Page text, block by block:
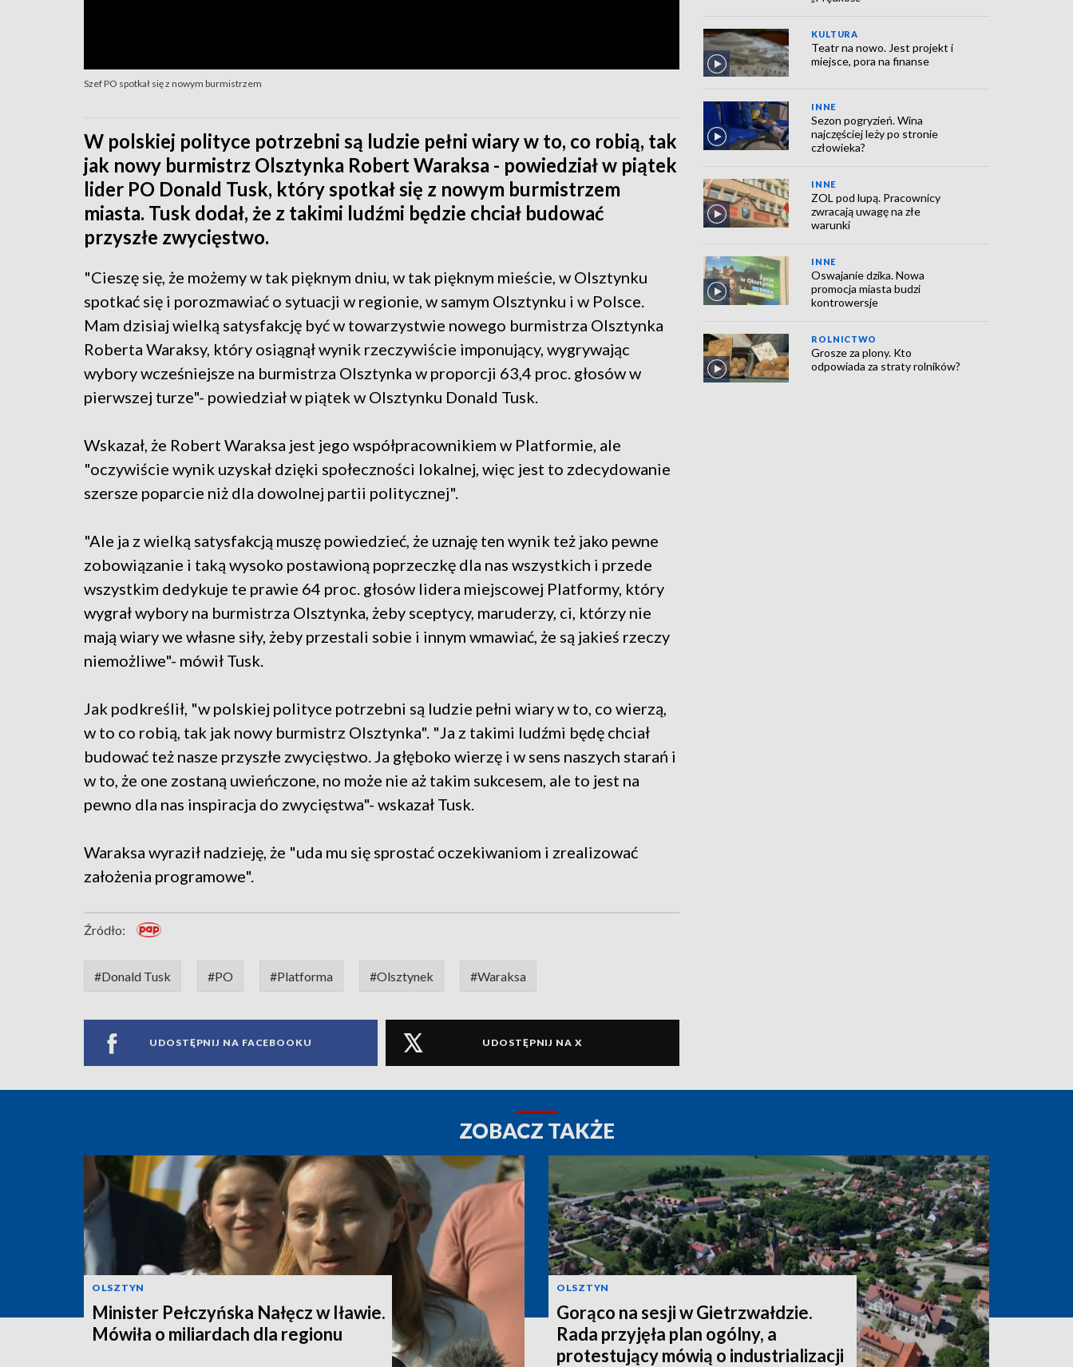
Szef PO spotkał się z nowym burmistrzem
W polskiej polityce potrzebni są ludzie pełni wiary w to, co robią, tak
jak nowy burmistrz Olsztynka Robert Waraksa - powiedział w piątek
lider PO Donald Tusk, który spotkał się z nowym burmistrzem
miasta. Tusk dodał, że z takimi ludźmi będzie chciał budować
przyszłe zwycięstwo.
"Cieszę się, że możemy w tak pięknym dniu, w tak pięknym mieście, w Olsztynku
spotkać się i porozmawiać o sytuacji w regionie, w samym Olsztynku i w Polsce.
Mam dzisiaj wielką satysfakcję być w towarzystwie nowego burmistrza Olsztynka
Roberta Waraksy, który osiągnął wynik rzeczywiście imponujący, wygrywając
wybory wcześniejsze na burmistrza Olsztynka w proporcji 63,4 proc. głosów w
pierwszej turze"- powiedział w piątek w Olsztynku Donald Tusk.
Wskazał, że Robert Waraksa jest jego współpracownikiem w Platformie, ale
"oczywiście wynik uzyskał dzięki społeczności lokalnej, więc jest to zdecydowanie
szersze poparcie niż dla dowolnej partii politycznej".
"Ale ja z wielką satysfakcją muszę powiedzieć, że uznaję ten wynik też jako pewne
zobowiązanie i taką wysoko postawioną poprzeczkę dla nas wszystkich i przede
wszystkim dedykuje te prawie 64 proc. głosów lidera miejscowej Platformy, który
wygrał wybory na burmistrza Olsztynka, żeby sceptycy, maruderzy, ci, którzy nie
mają wiary we własne siły, żeby przestali sobie i innym wmawiać, że są jakieś rzeczy
niemożliwe"- mówił Tusk.
Jak podkreślił, "w polskiej polityce potrzebni są ludzie pełni wiary w to, co wierzą,
w to co robią, tak jak nowy burmistrz Olsztynka". "Ja z takimi ludźmi będę chciał
budować też nasze przyszłe zwycięstwo. Ja głęboko wierzę i w sens naszych starań i
w to, że one zostaną uwieńczone, no może nie aż takim sukcesem, ale to jest na
pewno dla nas inspiracja do zwycięstwa"- wskazał Tusk.
Waraksa wyraził nadzieję, że "uda mu się sprostać oczekiwaniom i zrealizować
założenia programowe".
Źródło:
#Donald Tusk #PO #Platforma #Olsztynek #Waraksa
UDOSTĘPNIJ NA FACEBOOKU UDOSTĘPNIJ NA X
KULTURA
Teatr na nowo. Jest projekt i
miejsce, pora na finanse
INNE
Sezon pogryzień. Wina
najczęściej leży po stronie
człowieka?
INNE
ZOL pod lupą. Pracownicy
zwracają uwagę na złe
warunki
INNE
Oswajanie dzika. Nowa
promocja miasta budzi
kontrowersje
ROLNICTWO
Grosze za plony. Kto
odpowiada za straty rolników?
ZOBACZ TAKŻE
OLSZTYN
Minister Pełczyńska Nałęcz w Iławie.
Mówiła o miliardach dla regionu
OLSZTYN
Gorąco na sesji w Gietrzwałdzie.
Rada przyjęła plan ogólny, a
protestujący mówią o industrializacji